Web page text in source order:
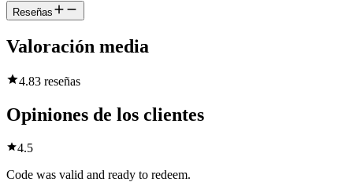
Reseñas
Valoración media
4.83 reseñas
Opiniones de los clientes
4.5
Code was valid and ready to redeem.